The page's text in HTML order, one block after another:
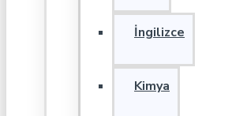
İngilizce
Kimya